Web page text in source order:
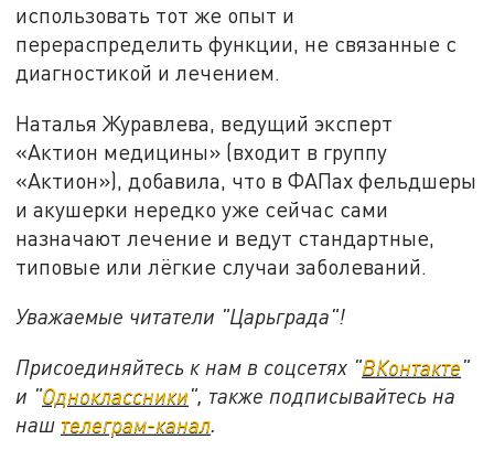
использовать тот же опыт и
перераспределить функции, не связанные с
диагностикой и лечением.
Наталья Журавлева, ведущий эксперт
«Актион медицины» (входит в группу
«Актион»), добавила, что в ФАПах фельдшеры
и акушерки нередко уже сейчас сами
назначают лечение и ведут стандартные,
типовые или лёгкие случаи заболеваний.
Уважаемые читатели "Царьграда"!
Присоединяйтесь к нам в соцсетях "ВКонтакте"
и "Одноклассники", также подписывайтесь на
наш телеграм-канал.